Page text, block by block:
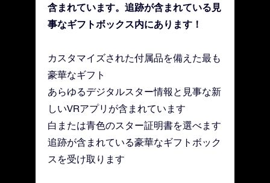
含まれています。追跡が含まれている見
事なギフトボックス内にあります！
カスタマイズされた付属品を備えた最も
豪華なギフト
あらゆるデジタルスター情報と見事な新
しいVRアプリが含まれています
白または青色のスター証明書を選べます
追跡が含まれている豪華なギフトボック
スを受け取ります